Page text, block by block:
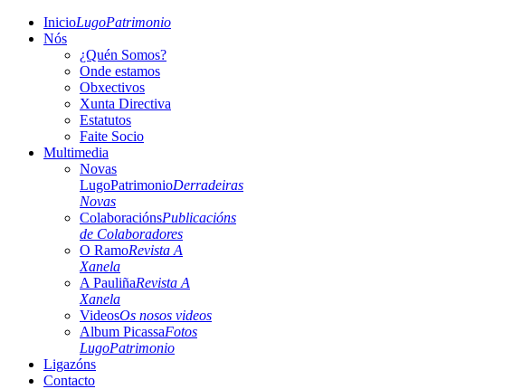
InicioLugoPatrimonio
Nós
¿Quén Somos?
Onde estamos
Obxectivos
Xunta Directiva
Estatutos
Faite Socio
Multimedia
Novas
LugoPatrimonioDerradeiras
Novas
ColaboraciónsPublicacións
de Colaboradores
O RamoRevista A
Xanela
A PauliñaRevista A
Xanela
VideosOs nosos videos
Album PicassaFotos
LugoPatrimonio
Ligazóns
Contacto